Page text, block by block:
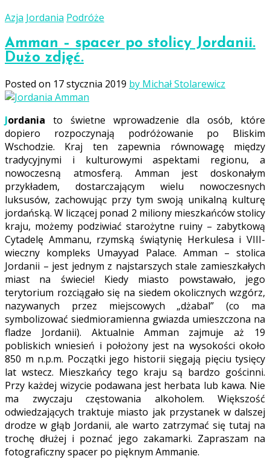
Azja Jordania Podróże
Amman – spacer po stolicy Jordanii.
Dużo zdjęć.
Posted on 17 stycznia 2019 by Michał Stolarewicz
Jordania to świetne wprowadzenie dla osób, które
dopiero rozpoczynają podróżowanie po Bliskim
Wschodzie. Kraj ten zapewnia równowagę między
tradycyjnymi i kulturowymi aspektami regionu, a
nowoczesną atmosferą. Amman jest doskonałym
przykładem, dostarczającym wielu nowoczesnych
luksusów, zachowując przy tym swoją unikalną kulturę
jordańską. W liczącej ponad 2 miliony mieszkańców stolicy
kraju, możemy podziwiać starożytne ruiny – zabytkową
Cytadelę Ammanu, rzymską świątynię Herkulesa i VIII-
wieczny kompleks Umayyad Palace. Amman – stolica
Jordanii – jest jednym z najstarszych stale zamieszkałych
miast na świecie! Kiedy miasto powstawało, jego
terytorium rozciągało się na siedem okolicznych wzgórz,
nazywanych przez miejscowych „dżabal” (co ma
symbolizować siedmioramienna gwiazda umieszczona na
fladze Jordanii). Aktualnie Amman zajmuje aż 19
pobliskich wniesień i położony jest na wysokości około
850 m n.p.m. Początki jego historii sięgają pięciu tysięcy
lat wstecz. Mieszkańcy tego kraju są bardzo gościnni.
Przy każdej wizycie podawana jest herbata lub kawa. Nie
ma zwyczaju częstowania alkoholem. Większość
odwiedzających traktuje miasto jak przystanek w dalszej
drodze w głąb Jordanii, ale warto zatrzymać się tutaj na
trochę dłużej i poznać jego zakamarki. Zapraszam na
fotograficzny spacer po pięknym Ammanie.